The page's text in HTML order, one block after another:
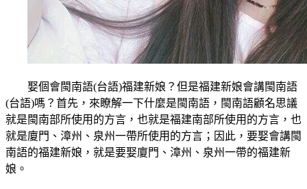
娶個會閩南語(台語)福建新娘？但是福建新娘會講閩南語
(台語)嗎？首先，來瞭解一下什麼是閩南語，閩南語顧名思議
就是閩南部所使用的方言，也就是福建南部所使用的方言，也
就是廈門、漳州、泉州一帶所使用的方言；因此，要娶會講閩
南語的福建新娘，就是要娶廈門、漳州、泉州一帶的福建新
娘。